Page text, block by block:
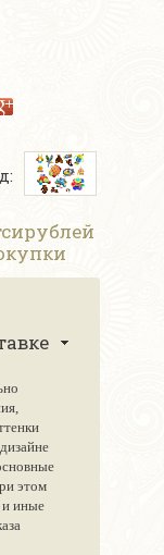
этом
и иные